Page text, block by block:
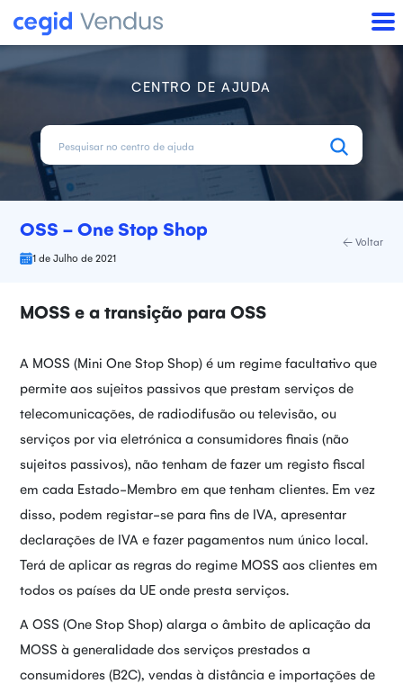
CENTRO DE AJUDA
OSS - One Stop Shop
1 de Julho de 2021
Voltar
MOSS e a transição para OSS
A MOSS (Mini One Stop Shop) é um regime facultativo que
permite aos sujeitos passivos que prestam serviços de
telecomunicações, de radiodifusão ou televisão, ou
serviços por via eletrónica a consumidores finais (não
sujeitos passivos), não tenham de fazer um registo fiscal
em cada Estado-Membro em que tenham clientes. Em vez
disso, podem registar-se para fins de IVA, apresentar
declarações de IVA e fazer pagamentos num único local.
Terá de aplicar as regras do regime MOSS aos clientes em
todos os países da UE onde presta serviços.
A OSS (One Stop Shop) alarga o âmbito de aplicação da
MOSS à generalidade dos serviços prestados a
consumidores (B2C), vendas à distância e importações de